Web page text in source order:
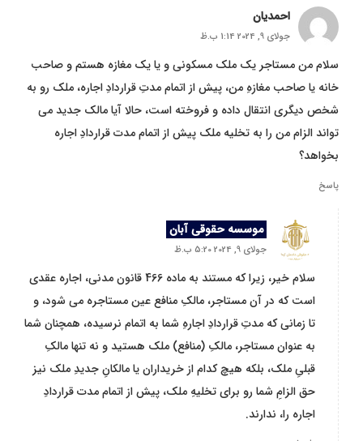
احمدیان
جولای 9, 2024 1:14 ب.ظ
سلام من مستاجر یک ملک مسکونی و یا یک مغازه هستم و صاحب
خانه یا صاحب مغازهِ من، پیش از اتمام مدتِ قراردادِ اجاره، ملک رو به
شخص دیگری انتقال داده و فروخته است، حالا آیا مالک جدید می
تواند الزام من را به تخلیه ملک پیش از اتمام مدت قراردادِ اجاره
بخواهد؟
پاسخ
موسسه حقوقی آبان
جولای 9, 2024 5:20 ب.ظ
سلام خیر، زیرا که مستند به ماده 466 قانون مدنی، اجاره عقدی
است که در آن مستاجر، مالکِ منافع عین مستاجره می شود، و
تا زمانی که مدتِ قراردادِ اجارهِ شما به اتمام نرسیده، همچنان شما
به عنوان مستاجر، مالکِ (منافع) ملک هستید و نه تنها مالکِ
قبلیِ ملک، بلکه هیچ کدام از خریداران یا مالکانِ جدیدِ ملک نیز
حق الزامِ شما رو برای تخلیهِ ملک، پیش از اتمام مدت قراردادِ
اجاره را، ندارند.